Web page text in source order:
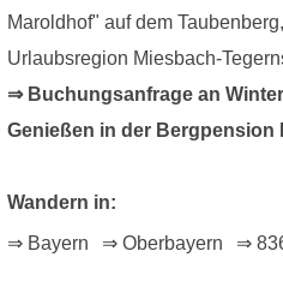
Maroldhof" auf dem
Urlaubsregion Miesbach-
⇒ Buchungsanfrage an
Genießen in der Bergpension
Wandern in:
⇒ Bayern ⇒ Oberbayern ⇒